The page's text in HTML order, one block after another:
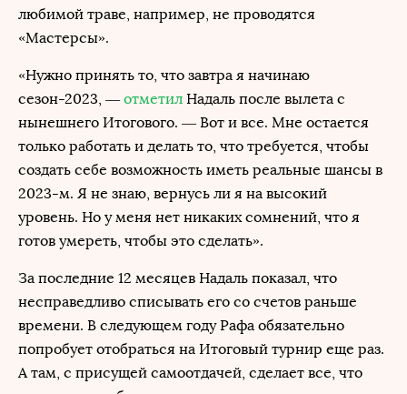
любимой траве, например, не проводятся
«Мастерсы».
«Нужно принять то, что завтра я начинаю
сезон-2023, — отметил Надаль после вылета с
нынешнего Итогового. — Вот и все. Мне остается
только работать и делать то, что требуется, чтобы
создать себе возможность иметь реальные шансы в
2023-м. Я не знаю, вернусь ли я на высокий
уровень. Но у меня нет никаких сомнений, что я
готов умереть, чтобы это сделать».
За последние 12 месяцев Надаль показал, что
несправедливо списывать его со счетов раньше
времени. В следующем году Рафа обязательно
попробует отобраться на Итоговый турнир еще раз.
А там, с присущей самоотдачей, сделает все, что